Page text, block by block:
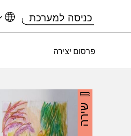
כניסה למערכת
פרסום יצירה
שירה